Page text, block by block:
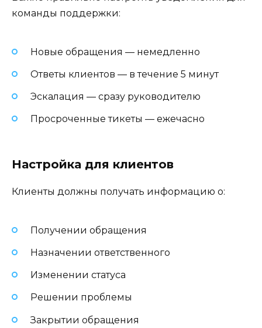
команды поддержки:
Новые обращения — немедленно
Ответы клиентов — в течение 5 минут
Эскалация — сразу руководителю
Просроченные тикеты — ежечасно
Настройка для клиентов
Клиенты должны получать информацию о:
Получении обращения
Назначении ответственного
Изменении статуса
Решении проблемы
Закрытии обращения